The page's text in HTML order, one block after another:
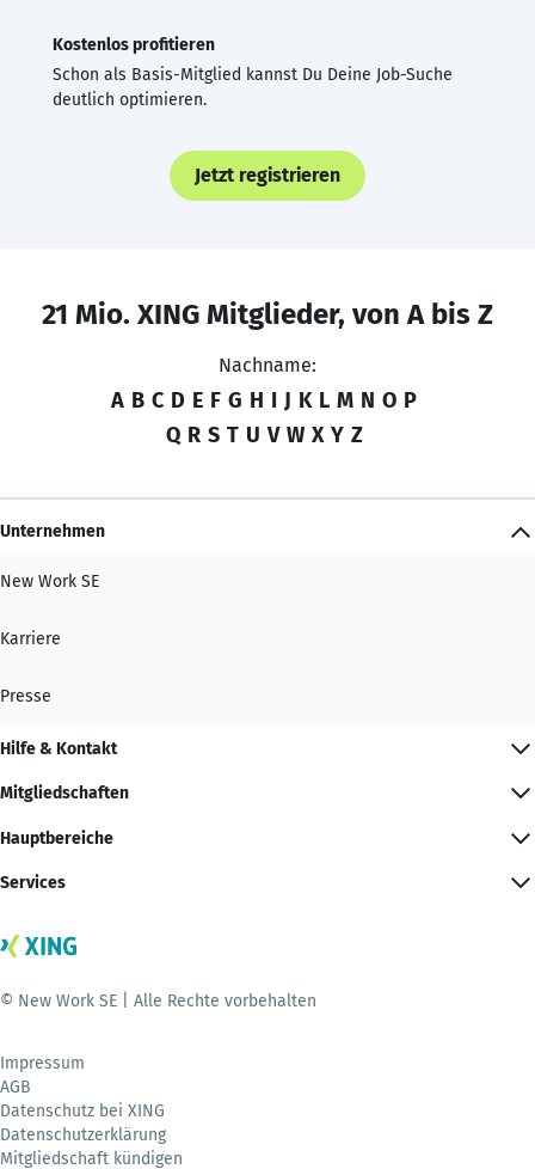
Kostenlos profitieren
Schon als Basis-Mitglied kannst Du Deine Job-Suche
deutlich optimieren.
Jetzt registrieren
21 Mio. XING Mitglieder, von A bis Z
Nachname:
A B C D E F G H I J K L M N O P
Q R S T U V W X Y Z
Unternehmen
New Work SE
Karriere
Presse
Hilfe & Kontakt
Mitgliedschaften
Hauptbereiche
Services
© New Work SE | Alle Rechte vorbehalten
Impressum
AGB
Datenschutz bei XING
Datenschutzerklärung
Mitgliedschaft kündigen